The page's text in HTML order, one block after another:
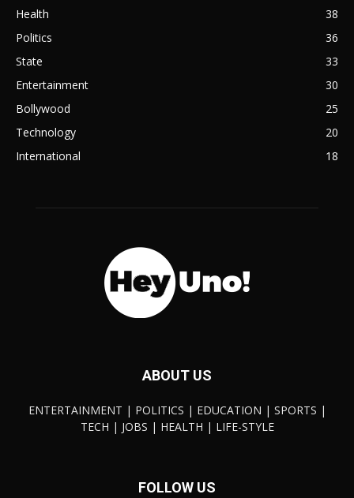
Health
38
Politics
36
State
33
Entertainment
30
Bollywood
25
Technology
20
International
18
ABOUT US
ENTERTAINMENT | POLITICS | EDUCATION | SPORTS |
TECH | JOBS | HEALTH | LIFE-STYLE
FOLLOW US